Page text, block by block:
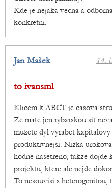
Kde je nejaka vecna a
konkretni.
14.
Jan Mašek
to ivansml
Klicem k ABCT je casova
Ze mate jen rybarskou sit
muzete dyl vyrabet
produktivnejsi. Nizka
hodne nasetreno, takze
projektu, ktere ale nejde
To nesouvisi s